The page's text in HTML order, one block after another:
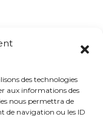
des technologies
aux informations des
nous permettra de
de navigation ou les ID